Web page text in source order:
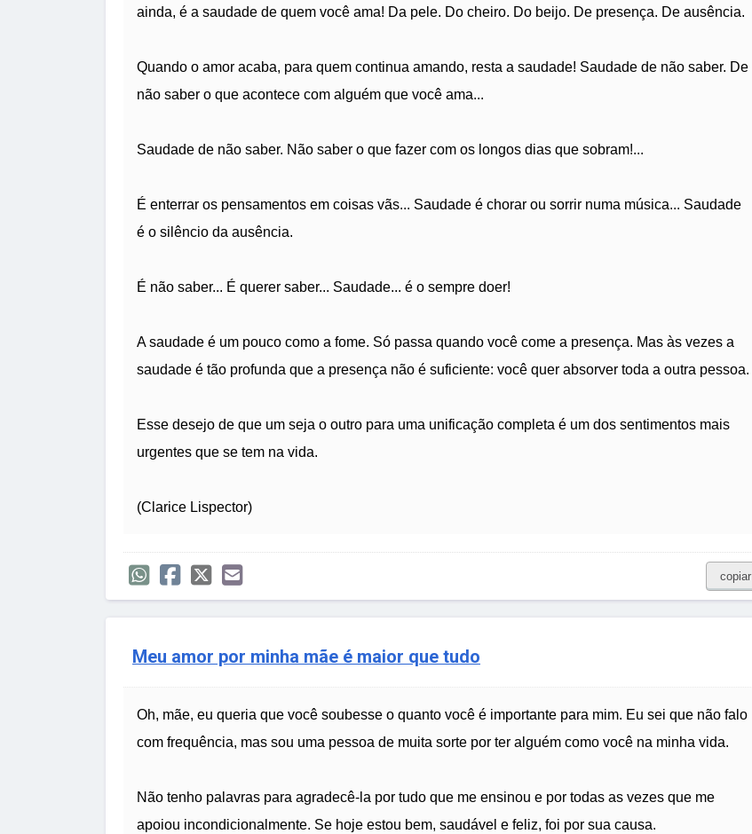
ainda, é a saudade de quem você ama! Da pele. Do cheiro. Do beijo. De presença. De ausência.
Quando o amor acaba, para quem continua amando, resta a saudade! Saudade de não saber. De
não saber o que acontece com alguém que você ama...
Saudade de não saber. Não saber o que fazer com os longos dias que sobram!...
É enterrar os pensamentos em coisas vãs... Saudade é chorar ou sorrir numa música... Saudade
é o silêncio da ausência.
É não saber... É querer saber... Saudade... é o sempre doer!
A saudade é um pouco como a fome. Só passa quando você come a presença. Mas às vezes a
saudade é tão profunda que a presença não é suficiente: você quer absorver toda a outra pessoa.
Esse desejo de que um seja o outro para uma unificação completa é um dos sentimentos mais
urgentes que se tem na vida.
(Clarice Lispector)
copiar
Meu amor por minha mãe é maior que tudo
Oh, mãe, eu queria que você soubesse o quanto você é importante para mim. Eu sei que não falo
com frequência, mas sou uma pessoa de muita sorte por ter alguém como você na minha vida.
Não tenho palavras para agradecê-la por tudo que me ensinou e por todas as vezes que me
apoiou incondicionalmente. Se hoje estou bem, saudável e feliz, foi por sua causa.